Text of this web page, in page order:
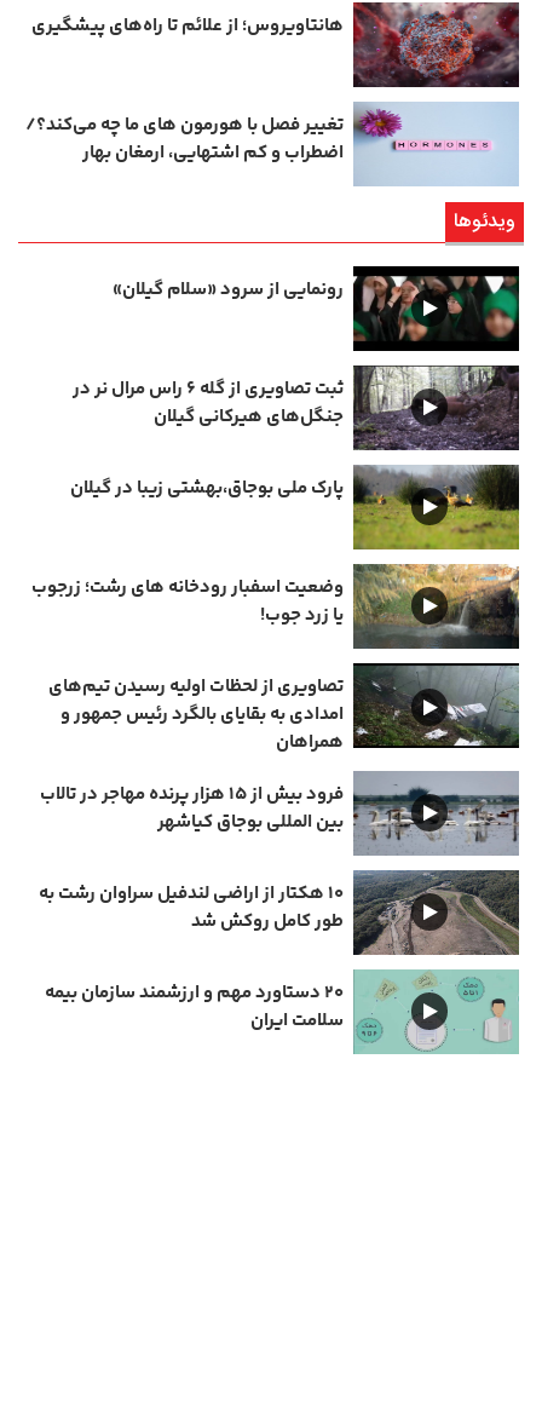
هانتاویروس؛ از علائم تا راه‌های پیشگیری
تغییر فصل با هورمون‌ های ما چه می‌کند؟/
اضطراب و کم‌ اشتهایی، ارمغان بهار
ویدئوها
رونمایی از سرود «سلام گیلان»
ثبت تصاویری از گله ۶ راس مرال نر در
جنگل‌های هیرکانی گیلان
پارک ملی بوجاق،بهشتی زیبا در گیلان
وضعیت اسفبار رودخانه های رشت؛ زرجوب
یا زرد جوب!
تصاویری از لحظات اولیه رسیدن تیم‌های
امدادی به بقایای بالگرد رئیس جمهور و
همراهان
فرود بیش از ۱۵ هزار پرنده مهاجر در تالاب
بین المللی بوجاق کیاشهر
۱۰ هکتار از اراضی لندفیل سراوان رشت به
طور کامل روکش شد
۲۰ دستاورد مهم و ارزشمند سازمان بیمه
سلامت ایران